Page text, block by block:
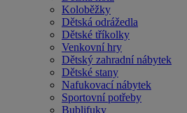
Koloběžky
Dětská odrážedla
Dětské tříkolky
Venkovní hry
Dětský zahradní nábytek
Dětské stany
Nafukovací nábytek
Sportovní potřeby
Bublifuky